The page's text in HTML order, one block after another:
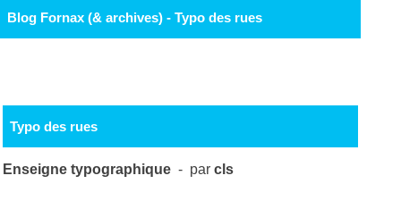
Blog Fornax (& archives) - Typo des rues
Typo des rues
Enseigne typographique - parcls